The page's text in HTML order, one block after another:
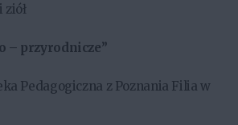
– przyrodnicze”
Pedagogiczna z Poznania Filia w